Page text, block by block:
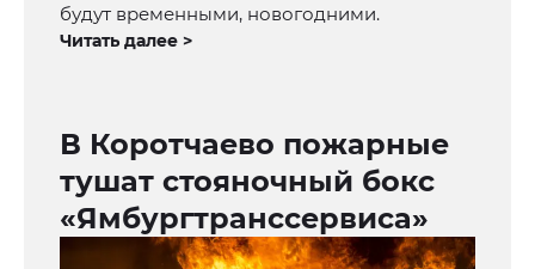
будут временными, новогодними.
Читать далее >
В Коротчаево пожарные
тушат стояночный бокс
«Ямбургтранссервиса»